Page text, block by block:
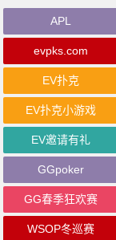
APL
evpks.com
EV扑克
EV扑克小游戏
EV邀请有礼
GGpoker
GG春季狂欢赛
WSOP冬巡赛